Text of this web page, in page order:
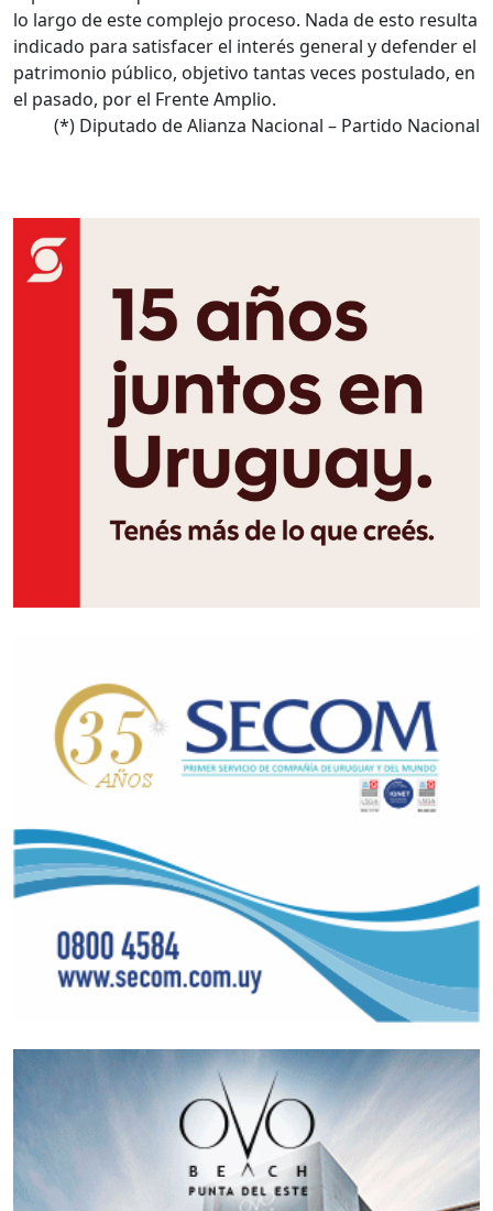
lo largo de este complejo proceso. Nada de esto resulta
indicado para satisfacer el interés general y defender el
patrimonio público, objetivo tantas veces postulado, en
el pasado, por el Frente Amplio.
(*) Diputado de Alianza Nacional – Partido Nacional